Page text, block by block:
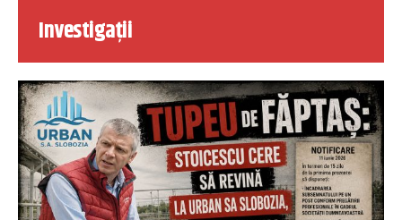
Investigații